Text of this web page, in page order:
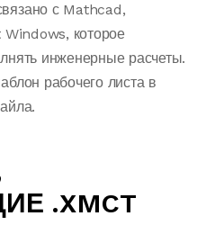
с Mathcad,
которое
инженерные расчеты.
рабочего листа в
.XMCT